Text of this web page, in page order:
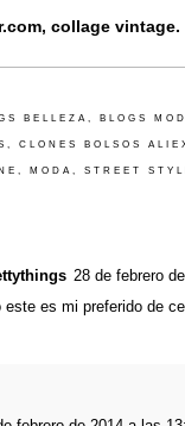
collage vintage.
BELLEZA , BLOGS
, CLONES BOLSOS
, MODA , STREET
28 de febrero
este es mi preferido de